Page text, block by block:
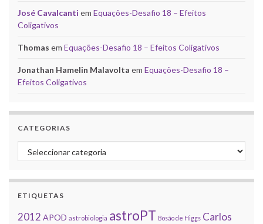
José Cavalcanti em Equações-Desafio 18 – Efeitos
Coligativos
Thomas em Equações-Desafio 18 – Efeitos Coligativos
Jonathan Hamelin Malavolta em Equações-Desafio 18 –
Efeitos Coligativos
CATEGORIAS
Categorias
ETIQUETAS
2012 APOD astrobiologia astroPT Bosão de Higgs Carlos